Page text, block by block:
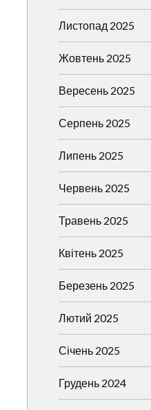
Листопад 2025
Жовтень 2025
Вересень 2025
Серпень 2025
Липень 2025
Червень 2025
Травень 2025
Квітень 2025
Березень 2025
Лютий 2025
Січень 2025
Грудень 2024